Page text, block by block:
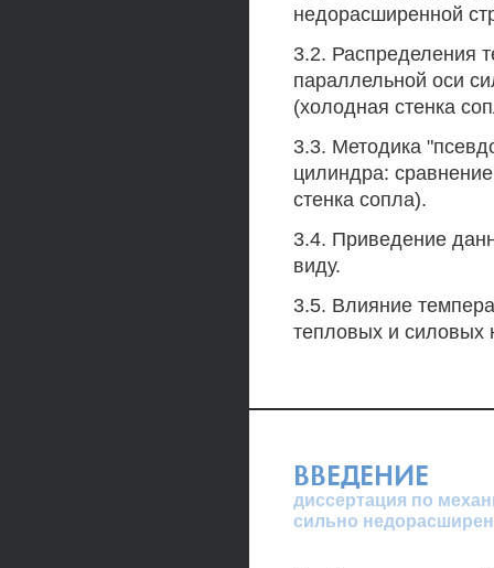
недорасширенной
3.2. Распределения
параллельной оси
(холодная стенка
3.3. Методика
цилиндра:
стенка сопла).
3.4. Приведение
виду.
3.5. Влияние
тепловых и силовых
ВВЕДЕНИЕ
диссертация по
сильно